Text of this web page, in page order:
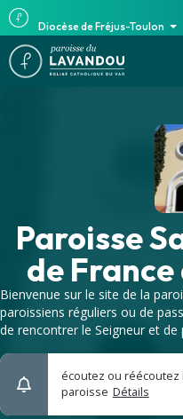
Diocèse de Fréjus-Toulon
Paroisse
de
Bienvenue sur le site de la
paroissiens réguliers ou de
de rencontrer le Seigneur et
écoutez ou
paroisse Détails